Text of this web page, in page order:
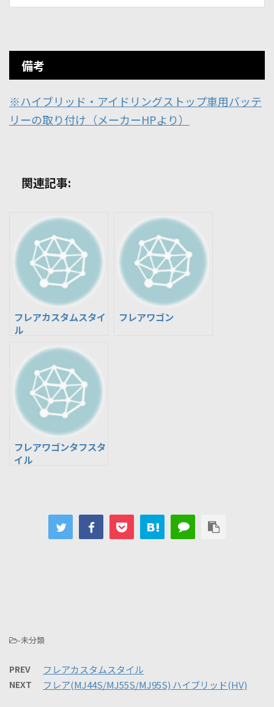
備考
※ハイブリッド・アイドリングストップ車用バッテ
リーの取り付け（メーカーHPより）
関連記事:
フレアカスタムスタイ
ル
フレアワゴン
フレアワゴンタフスタ
イル
-未分類
PREV フレアカスタムスタイル
NEXT フレア(MJ44S/MJ55S/MJ95S) ハイブリッド(HV)